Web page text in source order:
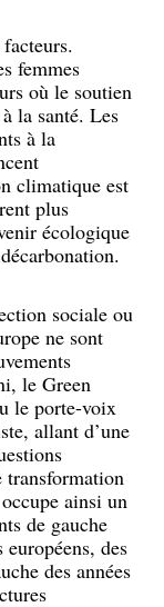
femmes
où le soutien
la santé. Les
à la
climatique est
plus
écologique
sociale ou
ne sont
le Green
le porte-voix
allant d’une
transformation
ainsi un
de gauche
des
des années